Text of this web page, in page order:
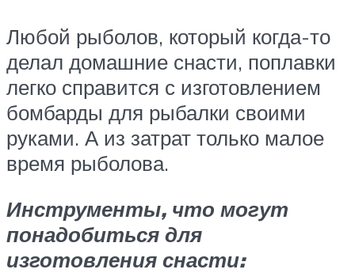
Любой рыболов, который когда-то
делал домашние снасти, поплавки
легко справится с изготовлением
бомбарды для рыбалки своими
руками. А из затрат только малое
время рыболова.
Инструменты, что могут
понадобиться для
изготовления снасти: